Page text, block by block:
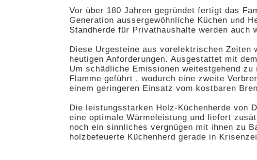
Vor über 180 Jahren gegründet fertigt das
Generation aussergewöhnliche Küchen und
Standherde für Privathaushalte werden
Diese Urgesteine aus vorelektrischen Zeiten
heutigen Anforderungen. Ausgestattet mit
Um schädliche Emissionen weitestgehend
Flamme geführt , wodurch eine zweite
einem geringeren Einsatz vom kostbaren
Die leistungsstarken Holz-Küchenherde von
eine optimale Wärmeleistung und liefert
noch ein sinnliches vergnügen mit ihnen zu
holzbefeuerte Küchenherd gerade in